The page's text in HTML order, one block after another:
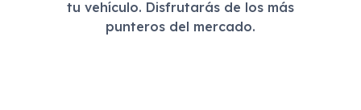
tu vehículo. Disfrutarás de los más
punteros del mercado.